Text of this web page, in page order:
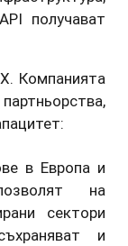
получават
Компанията
в Европа и
на
сектори
и